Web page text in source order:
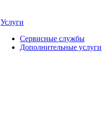
Услуги
Сервисные службы
Дополнительные услуги